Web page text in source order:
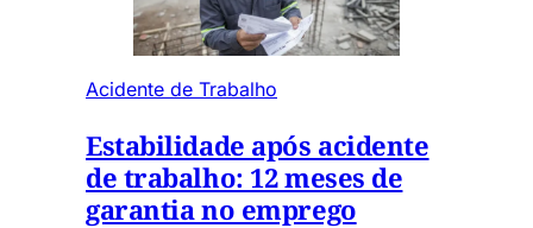
Acidente de Trabalho
Estabilidade após acidente
de trabalho: 12 meses de
garantia no emprego